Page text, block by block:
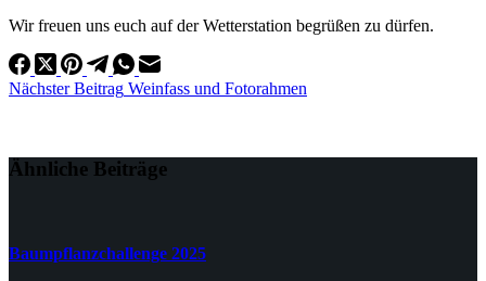
Wir freuen uns euch auf der Wetterstation begrüßen zu dürfen.
NächsterBeitrag Weinfass und Fotorahmen
Ähnliche Beiträge
Baumpflanzchallenge 2025